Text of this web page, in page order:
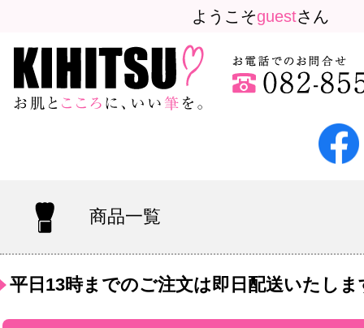
ようこそguestさん
商品一覧
平日13時までのご注文は即日配送いたしま